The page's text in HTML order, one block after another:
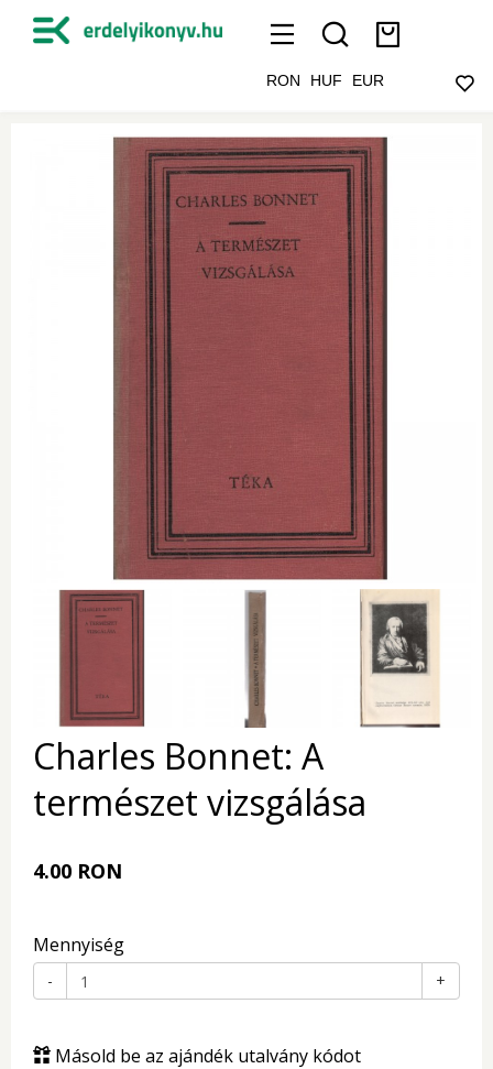
RON HUF EUR
Charles Bonnet: A
természet vizsgálása
4.00 RON
Mennyiség
- +
Másold be az ajándék utalvány kódot